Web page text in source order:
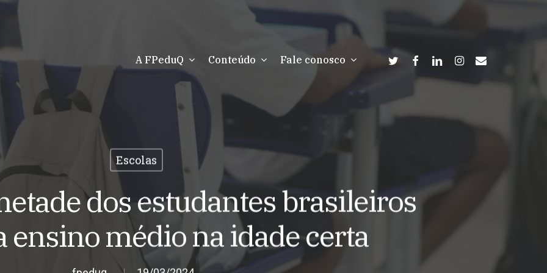
A FPeduQ Conteúdo Fale conosco twitterfacebooklinkedininstagram
email
Escolas
dos estudantes brasileiros
ensino médio na idade certa